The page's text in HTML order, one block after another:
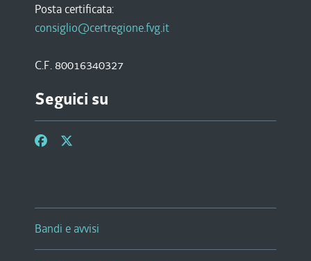
Posta certificata:
consiglio@certregione.fvg.it
C.F. 80016340327
Seguici su
Bandi e avvisi